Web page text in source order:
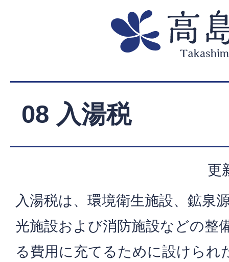
08 入湯税
更
入湯税は、環境衛生施設、鉱泉
光施設および消防施設などの整
る費用に充てるために設けられ